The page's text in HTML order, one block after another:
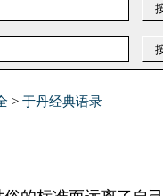
> 于丹经典语录